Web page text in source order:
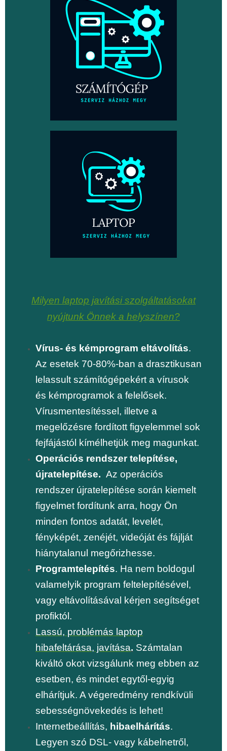
Milyen laptop javítási szolgáltatásokat
nyújtunk Önnek a helyszínen?
Vírus- és kémprogram eltávolítás.
Az esetek 70-80%-ban a drasztikusan
lelassult számítógépekért a vírusok
és kémprogramok a felelősek.
Vírusmentesítéssel, illetve a
megelőzésre fordított figyelemmel sok
fejfájástól kímélhetjük meg magunkat.
Operációs rendszer telepítése,
újratelepítése. Az operációs
rendszer újratelepítése során kiemelt
figyelmet fordítunk arra, hogy Ön
minden fontos adatát, levelét,
fényképét, zenéjét, videóját és fájlját
hiánytalanul megőrizhesse.
Programtelepítés. Ha nem boldogul
valamelyik program feltelepítésével,
vagy eltávolításával kérjen segítséget
profiktól.
Lassú, problémás laptop
hibafeltárása, javítása. Számtalan
kiváltó okot vizsgálunk meg ebben az
esetben, és mindet egytől-egyig
elhárítjuk. A végeredmény rendkívüli
sebességnövekedés is lehet!
Internetbeállítás, hibaelhárítás.
Legyen szó DSL- vagy kábelnetről,